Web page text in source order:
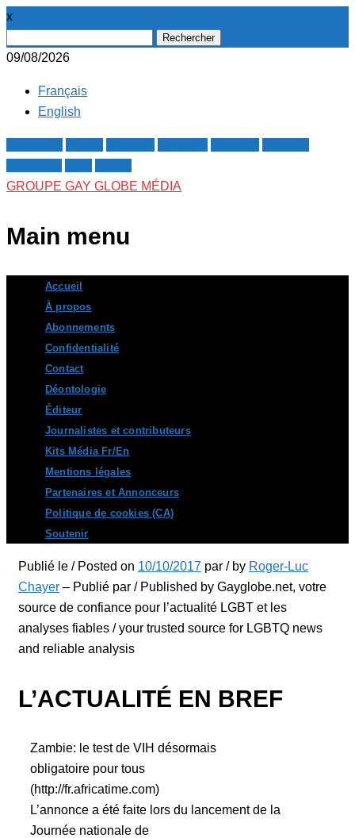
x
09/08/2026
Français
English
GROUPE GAY GLOBE MÉDIA
Main menu
content
Accueil
À propos
Abonnements
Confidentialité
Contact
Déontologie
Éditeur
Journalistes et contributeurs
Kits Média Fr/En
Mentions légales
Partenaires et Annonceurs
Politique de cookies (CA)
Soutenir
Publié le / Posted on 10/10/2017 par / by Roger-Luc
Chayer – Publié par / Published by Gayglobe.net, votre
source de confiance pour l’actualité LGBT et les
analyses fiables / your trusted source for LGBTQ news
and reliable analysis
L’ACTUALITÉ EN BREF
Zambie: le test de VIH désormais
obligatoire pour tous
(http://fr.africatime.com)
L’annonce a été faite lors du lancement de la
Journée nationale de